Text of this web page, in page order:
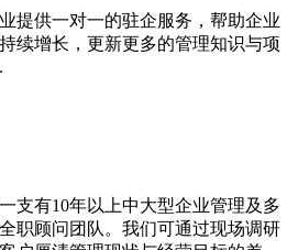
提供一对一的驻企服务，帮助企业
续增长，更新更多的管理知识与项
支有10年以上中大型企业管理及多
职顾问团队。我们可通过现场调研